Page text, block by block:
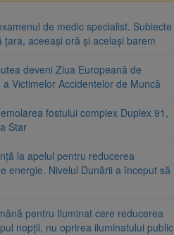
de medic specialist. Subiecte
țara, aceeași oră și același barem
deveni Ziua Europeană de
a Victimelor Accidentelor de Muncă
fostului complex Duplex 91,
Star
la apelul pentru reducerea
energie. Nivelul Dunării a început să
pentru Iluminat cere reducerea
nopții, nu oprirea iluminatului public